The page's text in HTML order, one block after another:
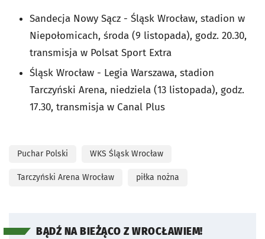
Sandecja Nowy Sącz - Śląsk Wrocław, stadion w
Niepołomicach, środa (9 listopada), godz. 20.30,
transmisja w Polsat Sport Extra
Śląsk Wrocław - Legia Warszawa, stadion
Tarczyński Arena, niedziela (13 listopada), godz.
17.30, transmisja w Canal Plus
Puchar Polski WKS Śląsk Wrocław
Tarczyński Arena Wrocław piłka nożna
BĄDŹ NA BIEŻĄCO Z WROCŁAWIEM!